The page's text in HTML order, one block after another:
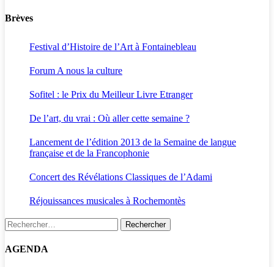
Brèves
Festival d’Histoire de l’Art à Fontainebleau
Forum A nous la culture
Sofitel : le Prix du Meilleur Livre Etranger
De l’art, du vrai : Où aller cette semaine ?
Lancement de l’édition 2013 de la Semaine de langue
française et de la Francophonie
Concert des Révélations Classiques de l’Adami
Réjouissances musicales à Rochemontès
Rechercher :
AGENDA